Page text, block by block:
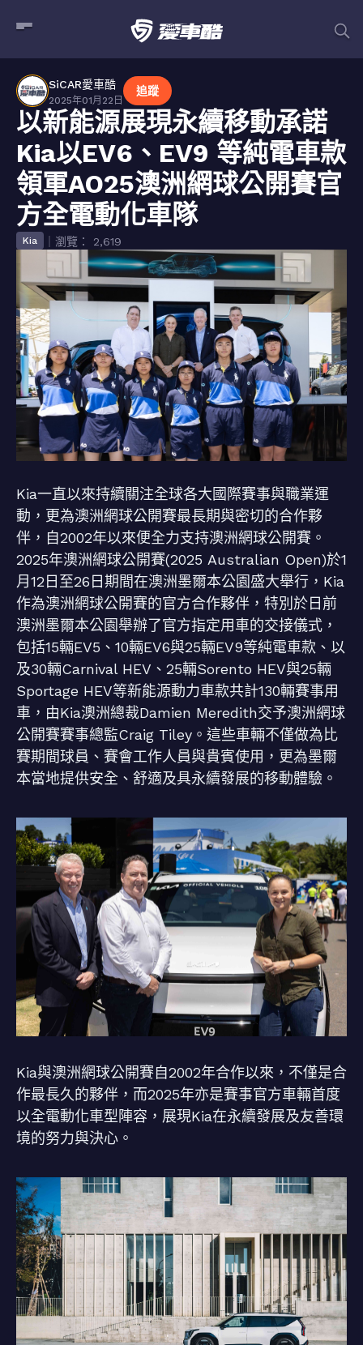
SiCAR愛車酷
2025年01月22日
追蹤
以新能源展現永續移動承諾
Kia以EV6、EV9 等純電車款
領軍AO25澳洲網球公開賽官
方全電動化車隊
Kia ｜瀏覽： 2,619
Kia一直以來持續關注全球各大國際賽事與職業運
動，更為澳洲網球公開賽最長期與密切的合作夥
伴，自2002年以來便全力支持澳洲網球公開賽。
2025年澳洲網球公開賽(2025 Australian Open)於1
月12日至26日期間在澳洲墨爾本公園盛大舉行，Kia
作為澳洲網球公開賽的官方合作夥伴，特別於日前
澳洲墨爾本公園舉辦了官方指定用車的交接儀式，
包括15輛EV5、10輛EV6與25輛EV9等純電車款、以
及30輛Carnival HEV、25輛Sorento HEV與25輛
Sportage HEV等新能源動力車款共計130輛賽事用
車，由Kia澳洲總裁Damien Meredith交予澳洲網球
公開賽賽事總監Craig Tiley。這些車輛不僅做為比
賽期間球員、賽會工作人員與貴賓使用，更為墨爾
本當地提供安全、舒適及具永續發展的移動體驗。
Kia與澳洲網球公開賽自2002年合作以來，不僅是合
作最長久的夥伴，而2025年亦是賽事官方車輛首度
以全電動化車型陣容，展現Kia在永續發展及友善環
境的努力與決心。